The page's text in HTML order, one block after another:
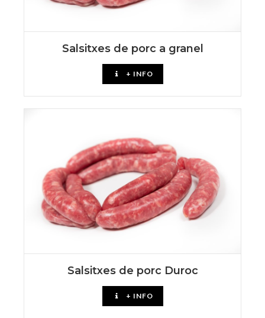
Salsitxes de porc a granel
+ INFO
Salsitxes de porc Duroc
+ INFO